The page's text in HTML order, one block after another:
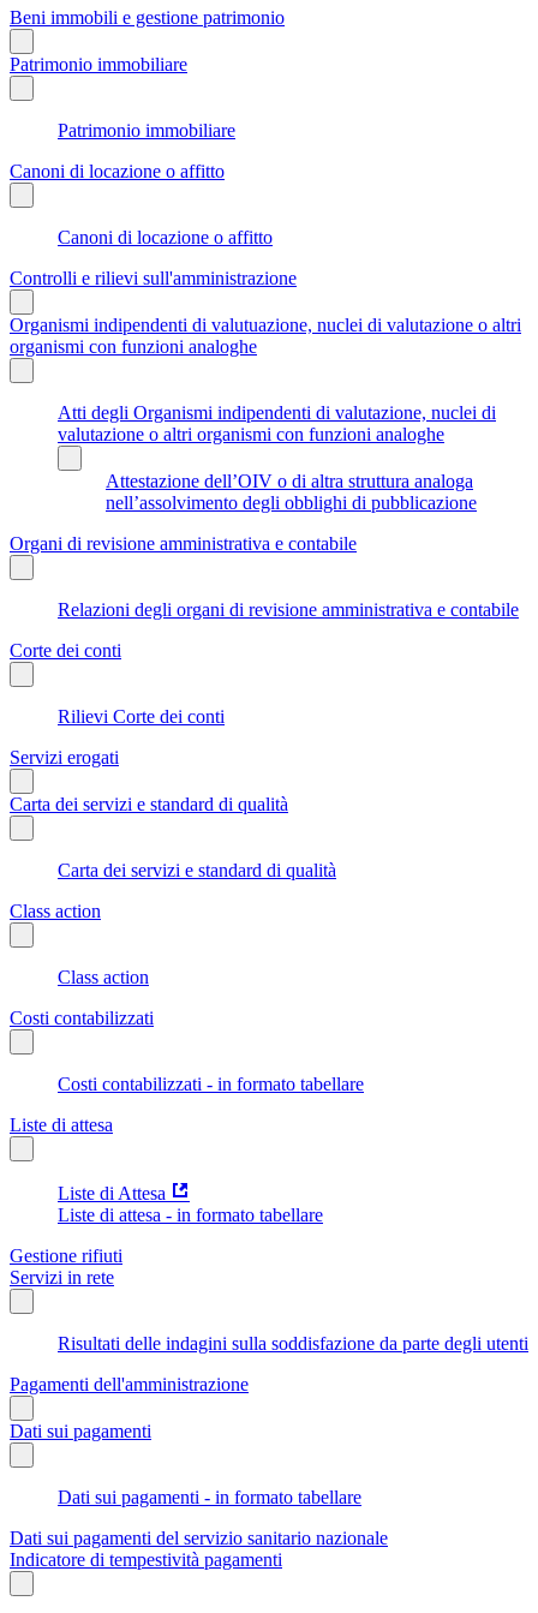
Beni immobili e gestione patrimonio
Patrimonio immobiliare
Patrimonio immobiliare
Canoni di locazione o affitto
Canoni di locazione o affitto
Controlli e rilievi sull'amministrazione
Organismi indipendenti di valutuazione, nuclei di valutazione o altri
organismi con funzioni analoghe
Atti degli Organismi indipendenti di valutazione, nuclei di
valutazione o altri organismi con funzioni analoghe
Attestazione dell’OIV o di altra struttura analoga
nell’assolvimento degli obblighi di pubblicazione
Organi di revisione amministrativa e contabile
Relazioni degli organi di revisione amministrativa e contabile
Corte dei conti
Rilievi Corte dei conti
Servizi erogati
Carta dei servizi e standard di qualità
Carta dei servizi e standard di qualità
Class action
Class action
Costi contabilizzati
Costi contabilizzati - in formato tabellare
Liste di attesa
Liste di Attesa
Liste di attesa - in formato tabellare
Gestione rifiuti
Servizi in rete
Risultati delle indagini sulla soddisfazione da parte degli utenti
Pagamenti dell'amministrazione
Dati sui pagamenti
Dati sui pagamenti - in formato tabellare
Dati sui pagamenti del servizio sanitario nazionale
Indicatore di tempestività pagamenti